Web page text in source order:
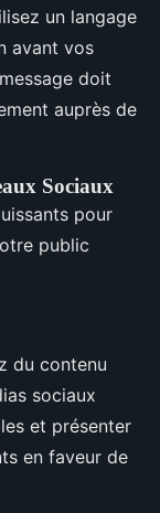
un langage
avant vos
doit
auprès de
Sociaux
pour
public
du contenu
sociaux
et présenter
en faveur de